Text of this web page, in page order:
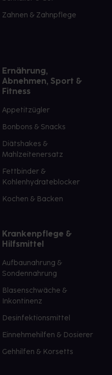
Zahnen & Zahnpflege
Ernährung,
Abnehmen, Sport &
Fitness
Appetitzügler
Bonbons & Snacks
Diätshakes &
Mahlzeitenersatz
Fettbinder &
Kohlenhydrateblocker
Kochen & Backen
Krankenpflege &
Hilfsmittel
Aufbaunahrung &
Sondennahrung
Blasenschwäche &
Inkontinenz
Desinfektionsmittel
Einnehmehilfen & Dosierer
Gehhilfen & Korsetts